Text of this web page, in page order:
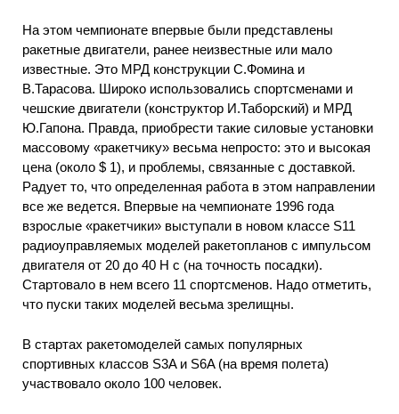
На этом чемпионате впервые были представлены
ракетные двигатели, ранее неизвестные или мало
известные. Это МРД конструкции С.Фомина и
В.Тарасова. Широко использовались спортсменами и
чешские двигатели (конструктор И.Таборский) и МРД
Ю.Гапона. Правда, приобрести такие силовые установки
массовому «ракетчику» весьма непросто: это и высокая
цена (около $ 1), и проблемы, связанные с доставкой.
Радует то, что определенная работа в этом направлении
все же ведется. Впервые на чемпионате 1996 года
взрослые «ракетчики» выступали в новом классе S11
радиоуправляемых моделей ракетопланов с импульсом
двигателя от 20 до 40 Н с (на точность посадки).
Стартовало в нем всего 11 спортсменов. Надо отметить,
что пуски таких моделей весьма зрелищны.
В стартах ракетомоделей самых популярных
спортивных классов S3A и S6A (на время полета)
участвовало около 100 человек.